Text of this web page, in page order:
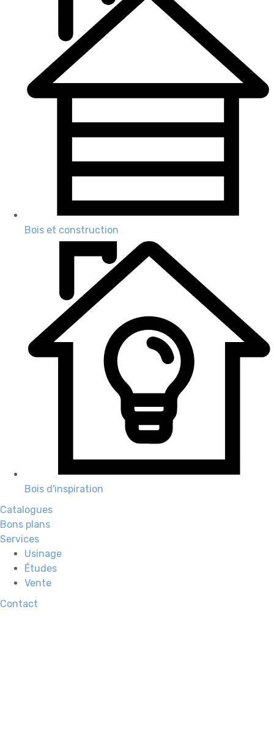
Bois et construction
Bois d'inspiration
Catalogues
Bons plans
Services
Usinage
Études
Vente
Contact